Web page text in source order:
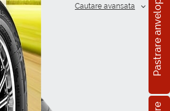
Pastrare anvelope
Cautare аvansata